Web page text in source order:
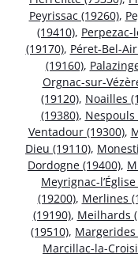
Peyrissac (19260),
(19410), Perpezac-
(19170), Péret-Bel-
(19160),
Orgnac-sur-
(19120), Noailles
(19380), Nespouls
Ventadour (19300),
Dieu (19110),
Dordogne (19400),
Meyrignac-
(19200), Merlines
(19190), Meilhards
(19510), Margerides
Marcillac-la-